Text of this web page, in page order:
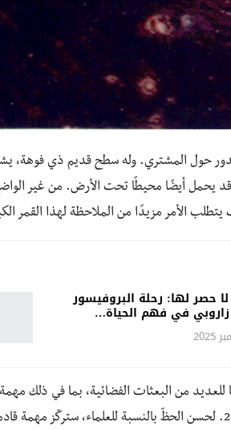
حول المشتري. وله سطح قديم ذي فوهة،
يحمل أيضًا محيطًا تحت الأرض. من غير
الأمر مزيدًا من الملاحظة لهذا القمر
حصر لها: رحلة البروفيسور
في فهم الحياة…
للعديد من البعثات الفضائية، بما في ذلك